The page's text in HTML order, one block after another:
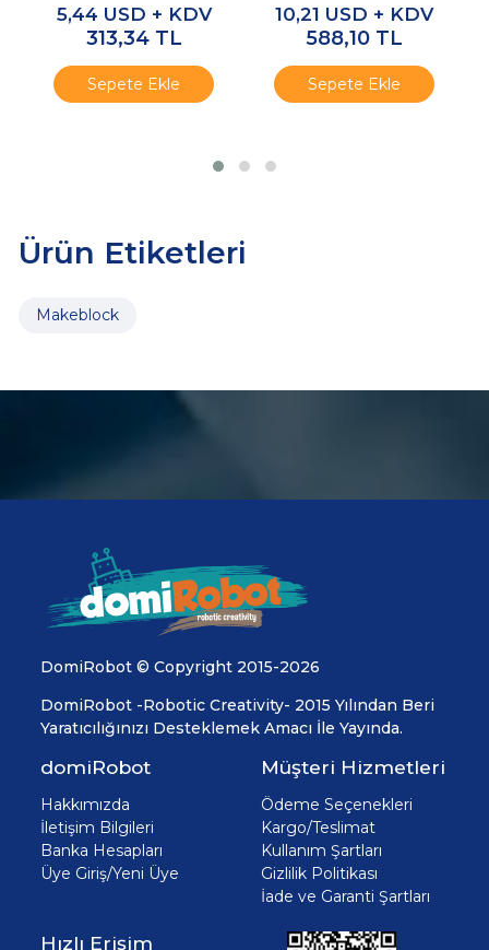
(Çift)
5,44 USD + KDV
313,34 TL
Sepete Ekle
10,21 USD + KDV
588,10 TL
Sepete Ekle
Ürün Etiketleri
Makeblock
DomiRobot © Copyright 2015-2026
DomiRobot -Robotic Creativity- 2015 Yılından Beri
Yaratıcılığınızı Desteklemek Amacı İle Yayında.
domiRobot
Hakkımızda
İletişim Bilgileri
Banka Hesapları
Üye Giriş/Yeni Üye
Müşteri Hizmetleri
Ödeme Seçenekleri
Kargo/Teslimat
Kullanım Şartları
Gizlilik Politikası
İade ve Garanti Şartları
Hızlı Erişim